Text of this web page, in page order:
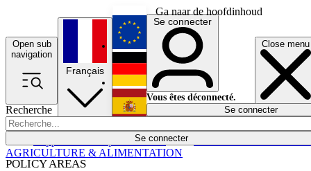
Ga naar de hoofdinhoud
Open sub
navigation
Close menu
Recherche
Se connecter
POLICY AREAS
Économie
Français
English
Deutsch
Español
Se connecter
Vous êtes déconnecté.
Se connecter
AGRICULTURE & ALIMENTATION